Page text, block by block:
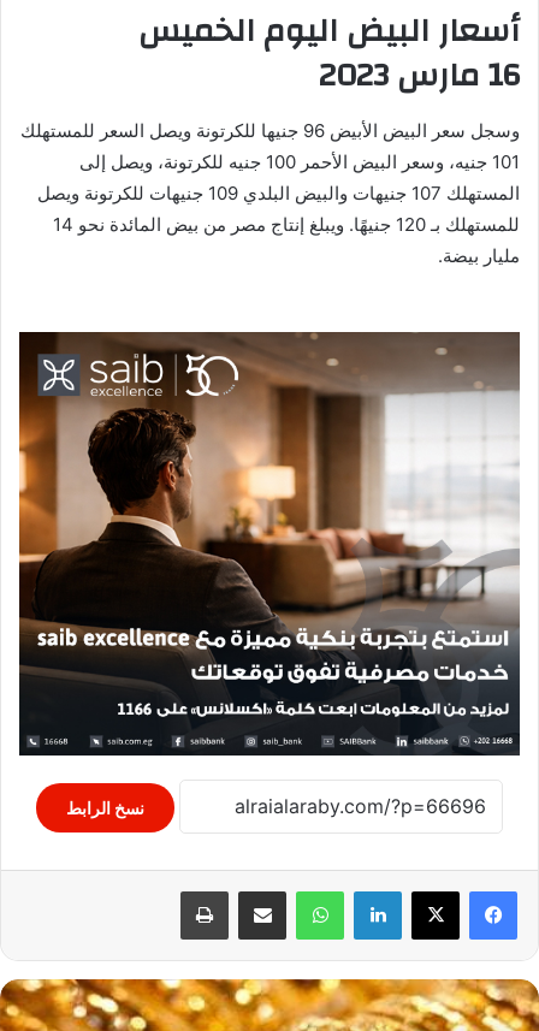
أسعار البيض اليوم الخميس
16 مارس 2023
وسجل سعر البيض الأبيض 96 جنيها للكرتونة ويصل السعر للمستهلك
101 جنيه، وسعر البيض الأحمر 100 جنيه للكرتونة، ويصل إلى
المستهلك 107 جنيهات والبيض البلدي 109 جنيهات للكرتونة ويصل
للمستهلك بـ 120 جنيهًا. ويبلغ إنتاج مصر من بيض المائدة نحو 14
مليار بيضة.
نسخ الرابط
لينكدإن واتساب مشاركة عبر البريد طباعة